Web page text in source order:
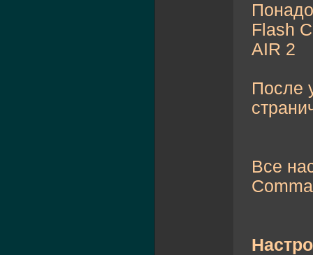
Flash
AIR 2
После
Все